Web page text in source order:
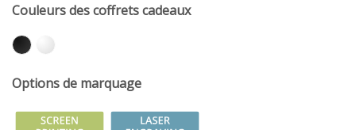
Couleurs des coffrets cadeaux
Options de marquage